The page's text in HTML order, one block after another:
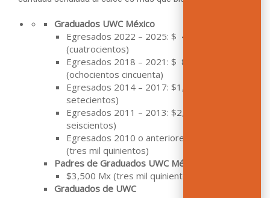
Graduados UWC México
Egresados 2022 – 2025: $ 400 Mx
(cuatrocientos)
Egresados 2018 – 2021: $ 850 Mx
(ochocientos cincuenta)
Egresados 2014 – 2017: $1,700 Mx (mil
setecientos)
Egresados 2011 – 2013: $2,600 Mx (dos mil
seiscientos)
Egresados 2010 o anteriores: $3,500 Mx
(tres mil quinientos)
Padres de Graduados UWC México:
$3,500 Mx (tres mil quinientos)
Graduados de UWC